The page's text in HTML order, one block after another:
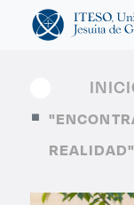
Explora
REALIDAD"